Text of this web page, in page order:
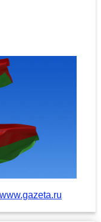
www.gazeta.ru